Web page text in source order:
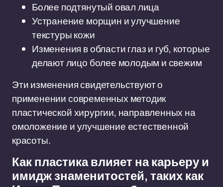
Более подтянутый овал лица
Устранение морщин и улучшение
текстуры кожи
Изменения в области глаз и губ, которые
делают лицо более молодым и свежим
Эти изменения свидетельствуют о
применении современных методик
пластической хирургии, направленных на
омоложение и улучшение естественной
красоты.
Как пластика влияет на карьеру и
имидж знаменитостей, таких как